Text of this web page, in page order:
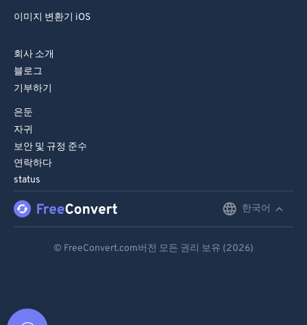
이미지 변환기 iOS
회사 소개
블로그
기부하기
은둔
자귀
보안 및 규정 준수
연락하다
status
한국어
© FreeConvert.com버전 모든 권리 보유 (2026)